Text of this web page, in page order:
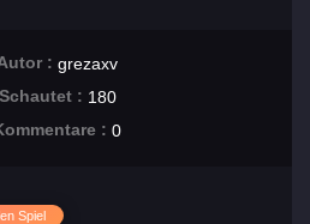
: grezaxv
Schautet : 180
: 0
Spiel